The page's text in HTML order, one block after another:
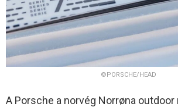
©PORSCHE/HEAD
A Porsche a norvég Norrøna outdoor